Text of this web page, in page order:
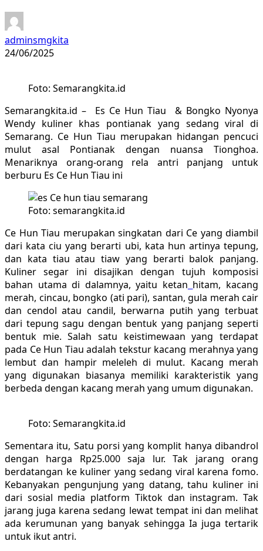
adminsmgkita
24/06/2025
Foto: Semarangkita.id
Semarangkita.id – Es Ce Hun Tiau & Bongko Nyonya
Wendy kuliner khas pontianak yang sedang viral di
Semarang. Ce Hun Tiau merupakan hidangan pencuci
mulut asal Pontianak dengan nuansa Tionghoa.
Menariknya orang-orang rela antri panjang untuk
berburu Es Ce Hun Tiau ini
Foto: semarangkita.id
Ce Hun Tiau merupakan singkatan dari Ce yang diambil
dari kata ciu yang berarti ubi, kata hun artinya tepung,
dan kata tiau atau tiaw yang berarti balok panjang.
Kuliner segar ini disajikan dengan tujuh komposisi
bahan utama di dalamnya, yaitu ketan hitam, kacang
merah, cincau, bongko (ati pari), santan, gula merah cair
dan cendol atau candil, berwarna putih yang terbuat
dari tepung sagu dengan bentuk yang panjang seperti
bentuk mie. Salah satu keistimewaan yang terdapat
pada Ce Hun Tiau adalah tekstur kacang merahnya yang
lembut dan hampir meleleh di mulut. Kacang merah
yang digunakan biasanya memiliki karakteristik yang
berbeda dengan kacang merah yang umum digunakan.
Foto: Semarangkita.id
Sementara itu, Satu porsi yang komplit hanya dibandrol
dengan harga Rp25.000 saja lur. Tak jarang orang
berdatangan ke kuliner yang sedang viral karena fomo.
Kebanyakan pengunjung yang datang, tahu kuliner ini
dari sosial media platform Tiktok dan instagram. Tak
jarang juga karena sedang lewat tempat ini dan melihat
ada kerumunan yang banyak sehingga Ia juga tertarik
untuk ikut antri.